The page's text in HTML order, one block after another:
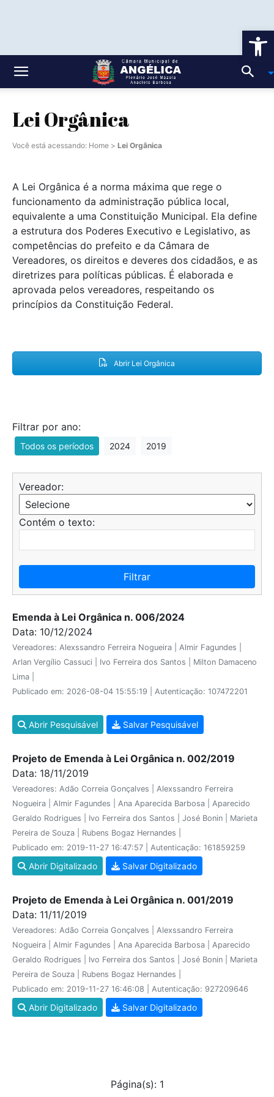
Lei Orgânica
Você está acessando: Home > Lei Orgânica
A Lei Orgânica é a norma máxima que rege o
funcionamento da administração pública local,
equivalente a uma Constituição Municipal. Ela define
a estrutura dos Poderes Executivo e Legislativo, as
competências do prefeito e da Câmara de
Vereadores, os direitos e deveres dos cidadãos, e as
diretrizes para políticas públicas. É elaborada e
aprovada pelos vereadores, respeitando os
princípios da Constituição Federal.
Abrir Lei Orgânica
Filtrar por ano:
Todos os períodos 2024 2019
Vereador:
Contém o texto:
Filtrar
Emenda à Lei Orgânica n. 006/2024
Data: 10/12/2024
Vereadores: Alexssandro Ferreira Nogueira | Almir Fagundes |
Arlan Vergílio Cassuci | Ivo Ferreira dos Santos | Milton Damaceno
Lima |
Publicado em: 2026-08-04 15:55:19 | Autenticação: 107472201
Abrir Pesquisável Salvar Pesquisável
Projeto de Emenda à Lei Orgânica n. 002/2019
Data: 18/11/2019
Vereadores: Adão Correia Gonçalves | Alexssandro Ferreira
Nogueira | Almir Fagundes | Ana Aparecida Barbosa | Aparecido
Geraldo Rodrigues | Ivo Ferreira dos Santos | José Bonin | Marieta
Pereira de Souza | Rubens Bogaz Hernandes |
Publicado em: 2019-11-27 16:47:57 | Autenticação: 161859259
Abrir Digitalizado Salvar Digitalizado
Projeto de Emenda à Lei Orgânica n. 001/2019
Data: 11/11/2019
Vereadores: Adão Correia Gonçalves | Alexssandro Ferreira
Nogueira | Almir Fagundes | Ana Aparecida Barbosa | Aparecido
Geraldo Rodrigues | Ivo Ferreira dos Santos | José Bonin | Marieta
Pereira de Souza | Rubens Bogaz Hernandes |
Publicado em: 2019-11-27 16:46:08 | Autenticação: 927209646
Abrir Digitalizado Salvar Digitalizado
Página(s): 1